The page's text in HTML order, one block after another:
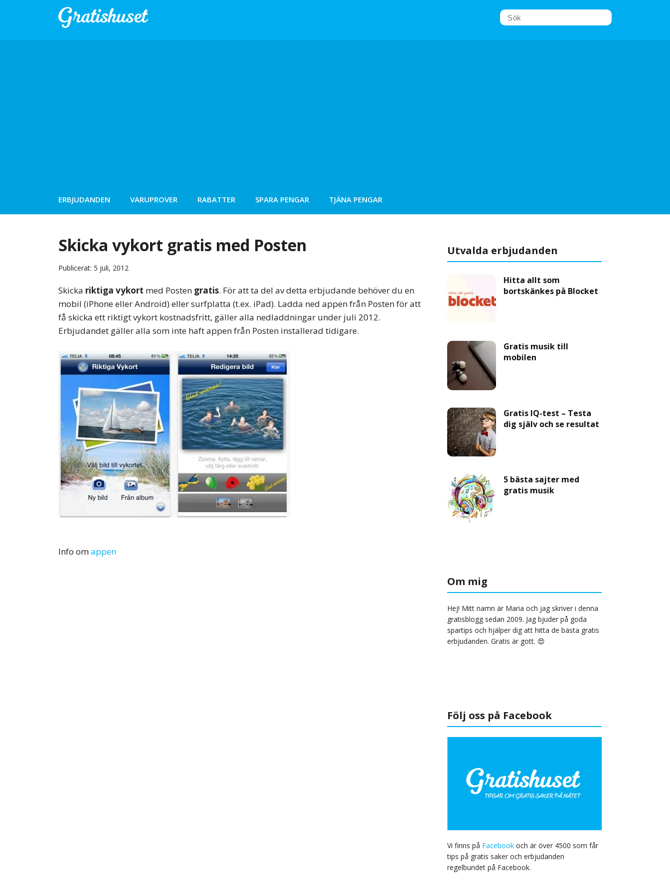
ERBJUDANDEN VARUPROVER RABATTER SPARA PENGAR TJÄNA PENGAR
Skicka vykort gratis med Posten
Publicerat: 5 juli, 2012
Skicka riktiga vykort med Posten gratis. För att ta del av detta erbjudande behöver du en
mobil (iPhone eller Android) eller surfplatta (t.ex. iPad). Ladda ned appen från Posten för att
få skicka ett riktigt vykort kostnadsfritt, gäller alla nedladdningar under juli 2012.
Erbjudandet gäller alla som inte haft appen från Posten installerad tidigare.
Info omappen
Utvalda erbjudanden
Hitta allt som
bortskänkes på Blocket
Gratis musik till
mobilen
Gratis IQ-test – Testa
dig själv och se resultat
5 bästa sajter med
gratis musik
Om mig
Hej! Mitt namn är Maria och jag skriver i denna
gratisblogg sedan 2009. Jag bjuder på goda
spartips och hjälper dig att hitta de bästa gratis
erbjudanden. Gratis är gott. 😍
Följ oss på Facebook
Vi finns på Facebook och är över 4500 som får
tips på gratis saker och erbjudanden
regelbundet på Facebook.